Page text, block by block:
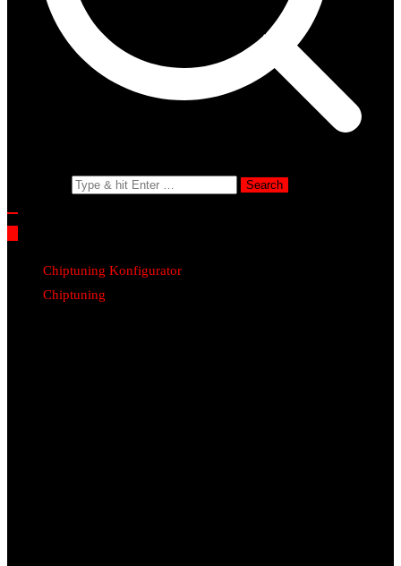
Chiptuning Konfigurator
Chiptuning